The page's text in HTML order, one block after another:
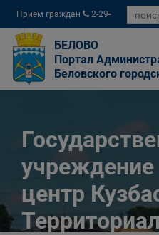
Прием граждан
2-29-
04
БЕЛОВО
Портал
Беловского
центр